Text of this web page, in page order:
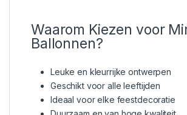
Waarom Kiezen voor
Ballonnen?
Leuke en kleurrijke ontwerpen
Geschikt voor alle leeftijden
Ideaal voor elke feestdecoratie